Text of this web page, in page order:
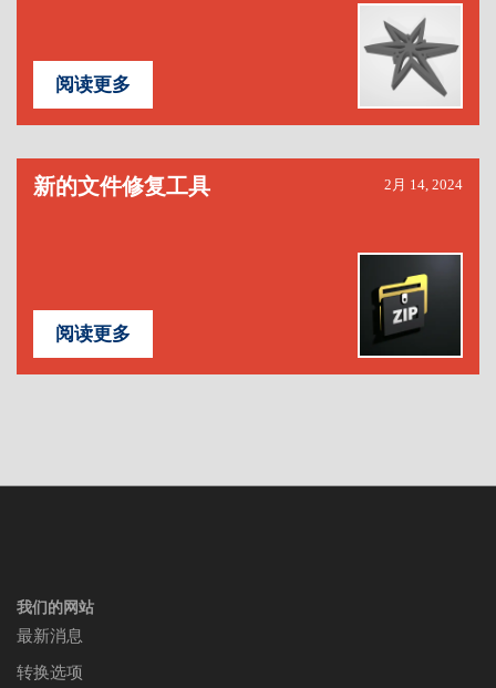
阅读更多
新的文件修复工具 2月 14, 2024
阅读更多
我们的网站
最新消息
转换选项